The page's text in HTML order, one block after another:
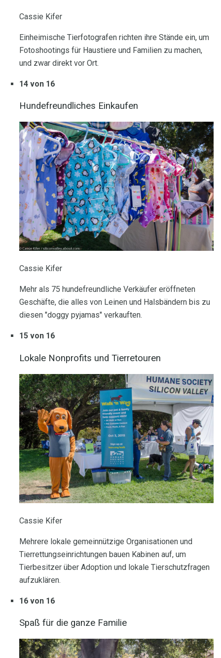
Cassie Kifer
Einheimische Tierfotografen richten ihre Stände ein, um
Fotoshootings für Haustiere und Familien zu machen,
und zwar direkt vor Ort.
14 von 16
Hundefreundliches Einkaufen
Cassie Kifer
Mehr als 75 hundefreundliche Verkäufer eröffneten
Geschäfte, die alles von Leinen und Halsbändern bis zu
diesen "doggy pyjamas" verkauften.
15 von 16
Lokale Nonprofits und Tierretouren
Cassie Kifer
Mehrere lokale gemeinnützige Organisationen und
Tierrettungseinrichtungen bauen Kabinen auf, um
Tierbesitzer über Adoption und lokale Tierschutzfragen
aufzuklären.
16 von 16
Spaß für die ganze Familie